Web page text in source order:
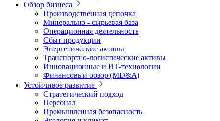
Обзор бизнеса
Производственная цепочка
Минерально ‑ сырьевая база
Операционная деятельность
Сбыт продукции
Энергетические активы
Транспортно-логистические активы
Инновационные и ИТ‑технологии
Финансовый обзор (MD&A)
Устойчивое развитие
Стратегический подход
Персонал
Промышленная безопасность